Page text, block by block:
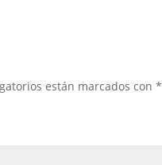
están marcados con*